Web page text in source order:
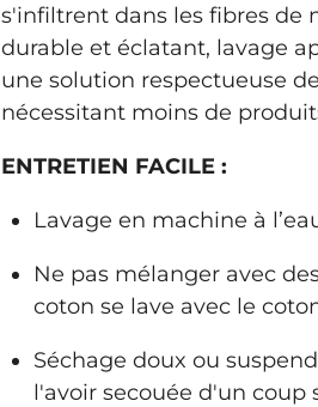
s'infiltrent dans les fibres de
durable et éclatant, lavage
une solution respectueuse
nécessitant moins de
ENTRETIEN FACILE :
Lavage en machine à
Ne pas mélanger avec
coton se lave avec le
Séchage doux ou
l'avoir secouée d'un coup